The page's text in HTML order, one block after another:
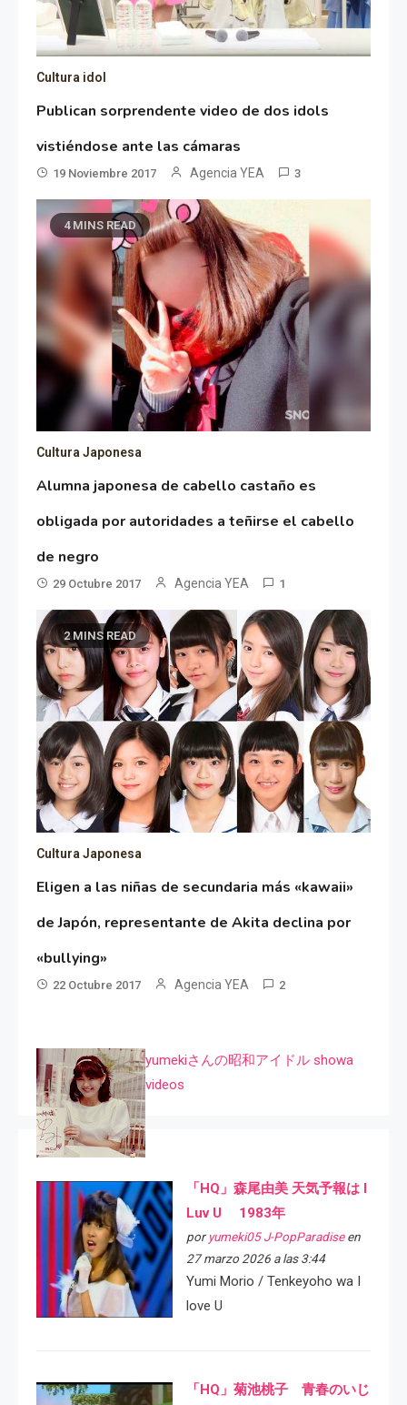
Cultura idol
Publican sorprendente video de dos idols
vistiéndose ante las cámaras
19 Noviembre 2017 Agencia YEA 3
4 MINS READ
Cultura Japonesa
Alumna japonesa de cabello castaño es
obligada por autoridades a teñirse el cabello
de negro
29 Octubre 2017 Agencia YEA 1
2 MINS READ
Cultura Japonesa
Eligen a las niñas de secundaria más «kawaii»
de Japón, representante de Akita declina por
«bullying»
22 Octubre 2017 Agencia YEA 2
yumekiさんの昭和アイドル showa
videos
「HQ」森尾由美 天気予報は I
Luv U 1983年
por yumeki05 J-PopParadiseen
27 marzo 2026 a las 3:44
Yumi Morio / Tenkeyoho wa I
love U
「HQ」菊池桃子 青春のいじ